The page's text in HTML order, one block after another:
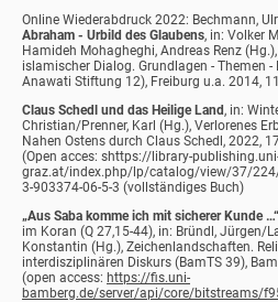
Online Wiederabdruck 2022: Bechmann,
Abraham - Urbild des Glaubens, in: Volker
Hamideh Mohagheghi, Andreas Renz
islamischer Dialog. Grundlagen - Themen
Anawati Stiftung 12), Freiburg u.a. 2014,
Claus Schedl und das Heilige Land, in:
Christian/Prenner, Karl (Hg.), Verlorenes
Nahen Ostens durch Claus Schedl, 2022,
(Open acces: shttps://library-
graz.at/index.php/lp/catalog/view/37/
3-903374-06-5-3 (vollständiges Buch)
„Aus Saba komme ich mit sicherer Kunde …“
im Koran (Q 27,15-44), in: Bründl, Jürgen/
Konstantin (Hg.), Zeichenlandschaften.
interdisziplinären Diskurs (BamTS 39),
(open access: https://fis.uni-
bamberg.de/server/api/core/bitstreams/